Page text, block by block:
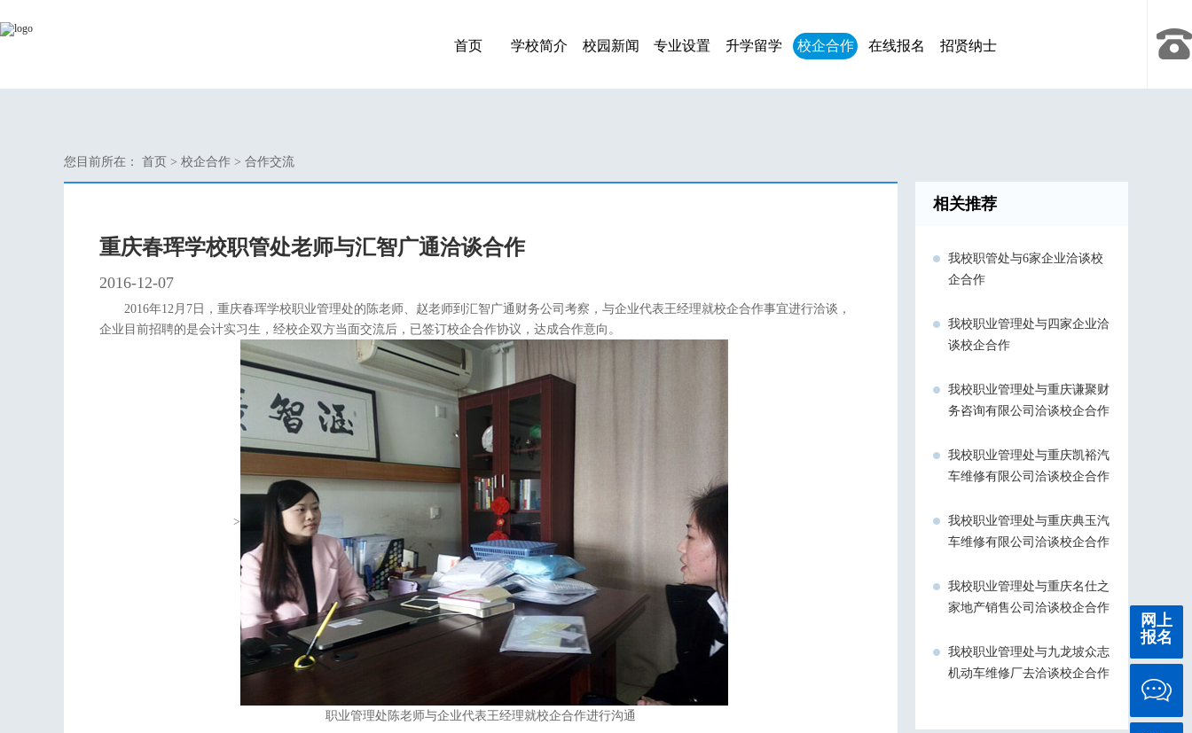
首页 学校简介 校园新闻 专业设置 升学留学 校企合作 在线报名 招贤纳士
您目前所在： 首页 > 校企合作 > 合作交流
重庆春珲学校职管处老师与汇智广通洽谈合作
2016-12-07
2016年12月7日，重庆春珲学校职业管理处的陈老师、赵老师到汇智广通财务公司考察，与企业代表王经理就校企合作事宜进行洽谈，
企业目前招聘的是会计实习生，经校企双方当面交流后，已签订校企合作协议，达成合作意向。
>
职业管理处陈老师与企业代表王经理就校企合作进行沟通
相关推荐
我校职管处与6家企业洽谈校
企合作
我校职业管理处与四家企业洽
谈校企合作
我校职业管理处与重庆谦聚财
务咨询有限公司洽谈校企合作
我校职业管理处与重庆凯裕汽
车维修有限公司洽谈校企合作
我校职业管理处与重庆典玉汽
车维修有限公司洽谈校企合作
我校职业管理处与重庆名仕之
家地产销售公司洽谈校企合作
我校职业管理处与九龙坡众志
机动车维修厂去洽谈校企合作
网上
报名